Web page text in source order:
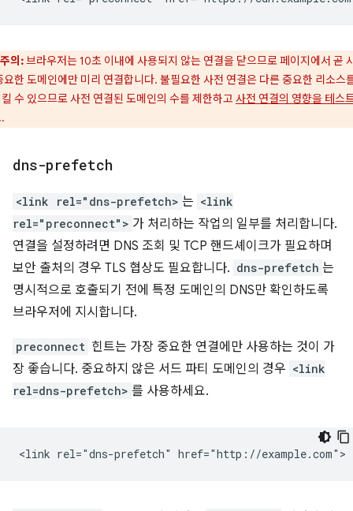
주의:브라우저는 10초 이내에 사용되지 않는 연결을 닫으므로 페이지에서 곧
요한 도메인에만 미리 연결합니다. 불필요한 사전 연결은 다른 중요한 리소스
수 있으므로 사전 연결된 도메인의 수를 제한하고 사전 연결의 영향을 테스
dns-prefetch
<link rel="dns-prefetch> 는 <link
rel="preconnect"> 가 처리하는 작업의 일부를 처리합니다.
연결을 설정하려면 DNS 조회 및 TCP 핸드셰이크가 필요하며
보안 출처의 경우 TLS 협상도 필요합니다. dns-prefetch 는
명시적으로 호출되기 전에 특정 도메인의 DNS만 확인하도록
브라우저에 지시합니다.
preconnect 힌트는 가장 중요한 연결에만 사용하는 것이 가
장 좋습니다. 중요하지 않은 서드 파티 도메인의 경우 <link
rel=dns-prefetch> 를 사용하세요.